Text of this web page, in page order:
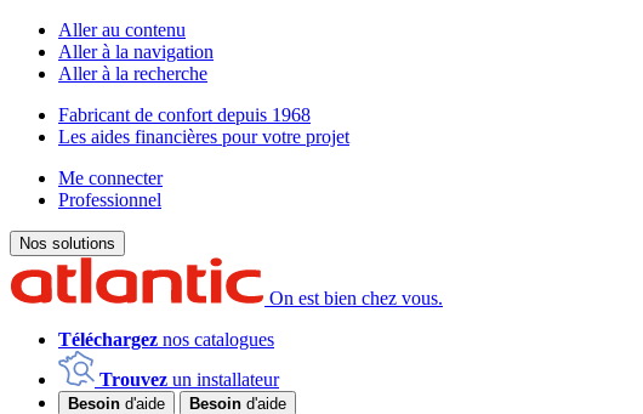
Aller au contenu
Aller à la navigation
Aller à la recherche
Fabricant de confort depuis 1968
Les aides financières pour votre projet
Me connecter
Professionnel
Nos solutions
On est bien chez vous.
Téléchargez nos catalogues
Trouvez un installateur
Besoin d'aide Besoin d'aide